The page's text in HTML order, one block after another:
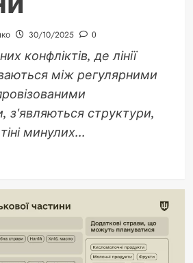
30/10/2025 0
конфліктів, де лінії
між регулярними
з'являються структури,
минулих...